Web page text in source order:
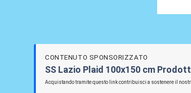
CONTENUTO SPONSORIZZATO
SS Lazio Plaid 100x150 cm
Acquistando tramite questo link contribuisci a sostenere il